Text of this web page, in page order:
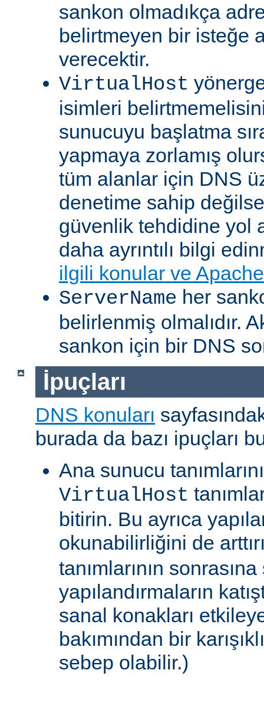
sankon olmadıkça
belirtmeyen bir isteğe
verecektir.
VirtualHost
isimleri
sunucuyu başlatma
yapmaya zorlamış
tüm alanlar için DNS
denetime sahip
güvenlik tehdidine yol
daha ayrıntılı bilgi
ilgili konular ve Apache
ServerName her
belirlenmiş olmalıdır.
sankon için bir DNS
İpuçları
DNS konuları
burada da bazı ipuçları
Ana sunucu
VirtualHost
bitirin. Bu ayrıca
okunabilirliğini de
tanımlarının
yapılandırmaların
sanal konakları
bakımından bir
sebep olabilir.)